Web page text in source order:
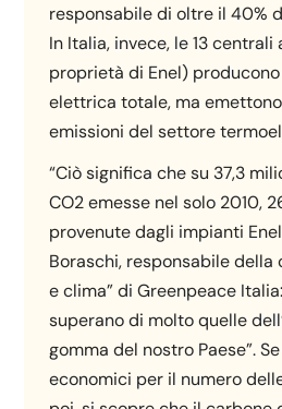
responsabile di oltre il 40%
In Italia, invece, le 13
proprietà di Enel) producono
elettrica totale, ma
emissioni del settore
“Ciò significa che su 37,3
CO2 emesse nel solo 2010,
provenute dagli impianti
Boraschi, responsabile della
e clima” di Greenpeace
superano di molto quelle
gomma del nostro Paese”.
economici per il numero